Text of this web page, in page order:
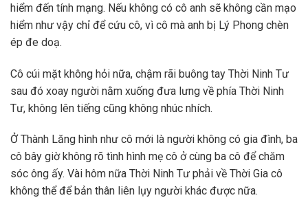
hiểm đến tính mạng. Nếu không có cô anh sẽ không cần mạo
hiểm như vậy chỉ để cứu cô, vì cô mà anh bị Lý Phong chèn
ép đe doạ.
Cô cúi mặt không hỏi nữa, chậm rãi buông tay Thời Ninh Tư
sau đó xoay người nằm xuống đưa lưng về phía Thời Ninh
Tư, không lên tiếng cũng không nhúc nhích.
Ở Thành Lăng hình như cô mới là người không có gia đình, ba
cô bây giờ không rõ tình hình mẹ cô ở cùng ba cô để chăm
sóc ông ấy. Vài hôm nữa Thời Ninh Tư phải về Thời Gia cô
không thể để bản thân liên lụy người khác được nữa.